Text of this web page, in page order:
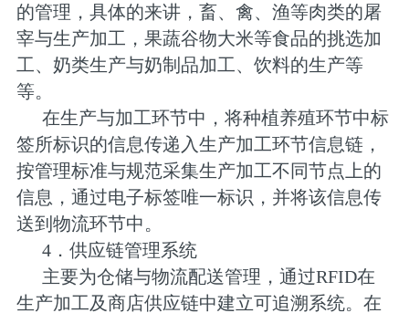
的管理，具体的来讲，畜、禽、渔等肉类的屠
宰与生产加工，果蔬谷物大米等食品的挑选加
工、奶类生产与奶制品加工、饮料的生产等
等。
在生产与加工环节中，将种植养殖环节中标
签所标识的信息传递入生产加工环节信息链，
按管理标准与规范采集生产加工不同节点上的
信息，通过电子标签唯一标识，并将该信息传
送到物流环节中。
4．供应链管理系统
主要为仓储与物流配送管理，通过RFID在
生产加工及商店供应链中建立可追溯系统。在